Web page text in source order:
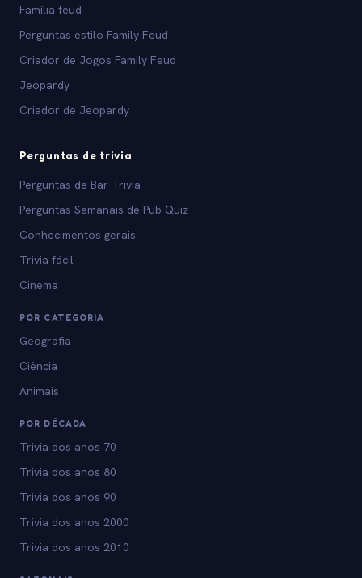
Família feud
Perguntas estilo Family Feud
Criador de Jogos Family Feud
Jeopardy
Criador de Jeopardy
Perguntas de trivia
Perguntas de Bar Trivia
Perguntas Semanais de Pub Quiz
Conhecimentos gerais
Trivia fácil
Cinema
POR CATEGORIA
Geografia
Ciência
Animais
POR DÉCADA
Trivia dos anos 70
Trivia dos anos 80
Trivia dos anos 90
Trivia dos anos 2000
Trivia dos anos 2010